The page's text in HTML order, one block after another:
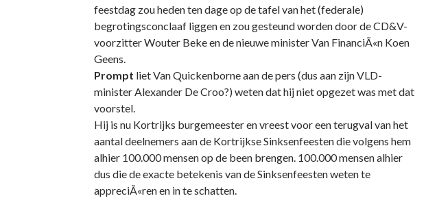
feestdag zou heden ten dage op de tafel van het (federale)
begrotingsconclaaf liggen en zou gesteund worden door de CD&V-
voorzitter Wouter Beke en de nieuwe minister Van FinanciÃ«n Koen
Geens.
Prompt liet Van Quickenborne aan de pers (dus aan zijn VLD-
minister Alexander De Croo?) weten dat hij niet opgezet was met dat
voorstel.
Hij is nu Kortrijks burgemeester en vreest voor een terugval van het
aantal deelnemers aan de Kortrijkse Sinksenfeesten die volgens hem
alhier 100.000 mensen op de been brengen. 100.000 mensen alhier
dus die de exacte betekenis van de Sinksenfeesten weten te
appreciÃ«ren en in te schatten.